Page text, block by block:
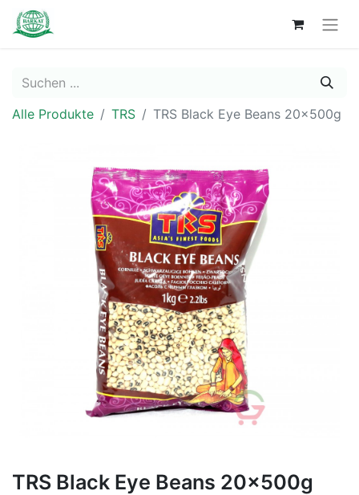
Alle Produkte TRS TRS Black Eye Beans 20x500g
TRS Black Eye Beans 20x500g